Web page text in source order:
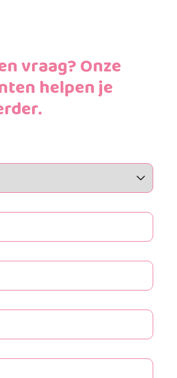
vraag? Onze
helpen je